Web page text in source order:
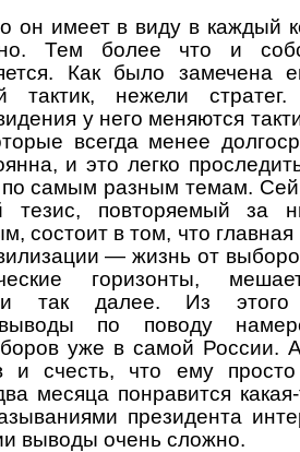
он имеет в виду в каждый
Тем более что и
Как было замечена
тактик, нежели
у него меняются
всегда менее
и это легко
самым разным темам.
тезис, повторяемый за
состоит в том, что
— жизнь от
горизонты,
и так далее. Из этого
по поводу
уже в самой России.
и счесть, что ему
месяца понравится
президента
выводы очень сложно.